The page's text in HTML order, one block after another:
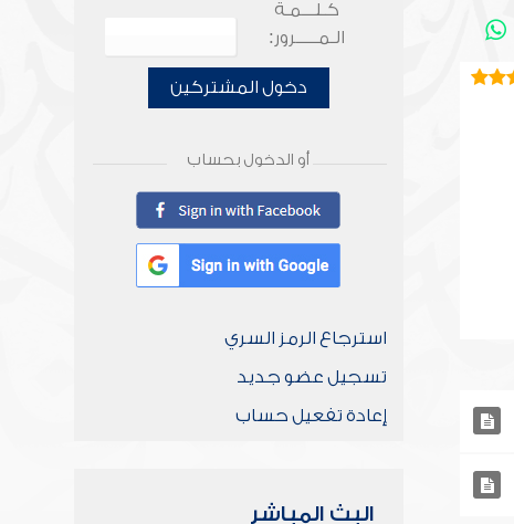
كـلـــمـة
الـمـــــرور:
دخول المشتركين
أو الدخول بحساب
استرجاع الرمز السري
تسجيل عضو جديد
إعادة تفعيل حساب
البث المباشر